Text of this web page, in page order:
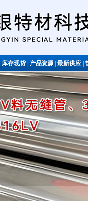
库存现货|产品资源|最新供应|